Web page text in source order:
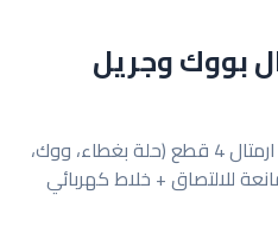
ارمتال بووك وجريل
عرض التوفير: طقم طهي تيفال ارمتال 4 قطع (حلة بغطاء، ووك،
للالتصاق + خلاط كهربائي